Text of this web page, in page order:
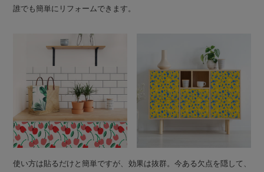
誰でも簡単にリフォームできます。
使い方は貼るだけと簡単ですが、効果は抜群。今ある欠点を隠して、